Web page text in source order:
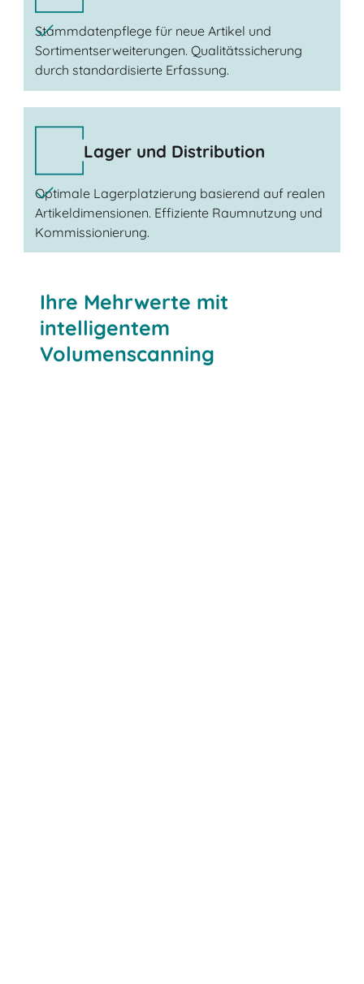
Stammdatenpflege für neue Artikel und
Sortimentserweiterungen. Qualitätssicherung
durch standardisierte Erfassung.
Lager und Distribution
Optimale Lagerplatzierung basierend auf realen
Artikeldimensionen. Effiziente Raumnutzung und
Kommissionierung.
Ihre Mehrwerte mit
intelligentem
Volumenscanning